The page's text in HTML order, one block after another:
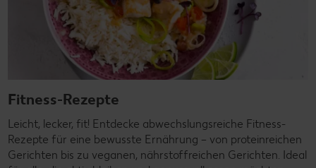
Fitness-Rezepte
Leicht, lecker, fit! Entdecke abwechslungsreiche Fitness-
Rezepte für eine bewusste Ernährung – von proteinreichen
Gerichten bis zu veganen, nährstoffreichen Gerichten. Ideal